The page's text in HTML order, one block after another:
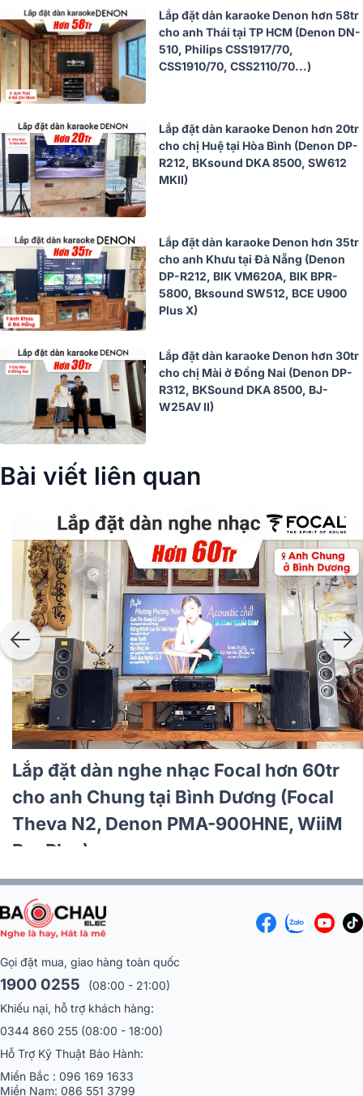
Lắp đặt dàn karaoke Denon hơn 58tr
cho anh Thái tại TP HCM (Denon DN-
510, Philips CSS1917/70,
CSS1910/70, CSS2110/70...)
Lắp đặt dàn karaoke Denon hơn 20tr
cho chị Huệ tại Hòa Bình (Denon DP-
R212, BKsound DKA 8500, SW612
MKII)
Lắp đặt dàn karaoke Denon hơn 35tr
cho anh Khưu tại Đà Nẵng (Denon
DP-R212, BIK VM620A, BIK BPR-
5800, Bksound SW512, BCE U900
Plus X)
Lắp đặt dàn karaoke Denon hơn 30tr
cho chị Mài ở Đồng Nai (Denon DP-
R312, BKSound DKA 8500, BJ-
W25AV II)
Bài viết liên quan
Lắp đặt dàn karaoke JBL hơn 47tr cho
anh Tài tại TP HCM (JBL MTS10, Denon
DP-N1600, JBL Pasion 12SP)
Gọi đặt mua, giao hàng toàn quốc
1900 0255 (08:00 - 21:00)
Khiếu nại, hỗ trợ khách hàng:
0344 860 255(08:00 - 18:00)
Hỗ Trợ Kỹ Thuật Bảo Hành:
Miền Bắc :096 169 1633
Miền Nam:
086 551 3799